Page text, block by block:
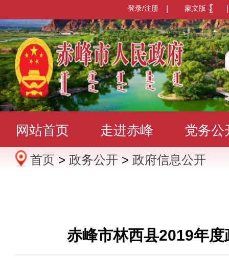
蒙文版
登录/注册
网站首页 走进赤峰 党务公
办事服务 政民互动 数据发
首页 > 政务公开 > 政府信息公开
赤峰市林西县2019年